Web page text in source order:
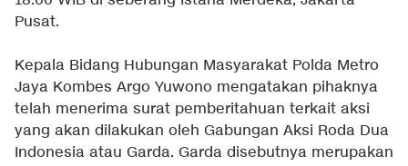
Pusat.
Kepala Bidang Hubungan Masyarakat Polda Metro
Jaya Kombes Argo Yuwono mengatakan pihaknya
telah menerima surat pemberitahuan terkait aksi
yang akan dilakukan oleh Gabungan Aksi Roda Dua
Indonesia atau Garda. Garda disebutnya merupakan